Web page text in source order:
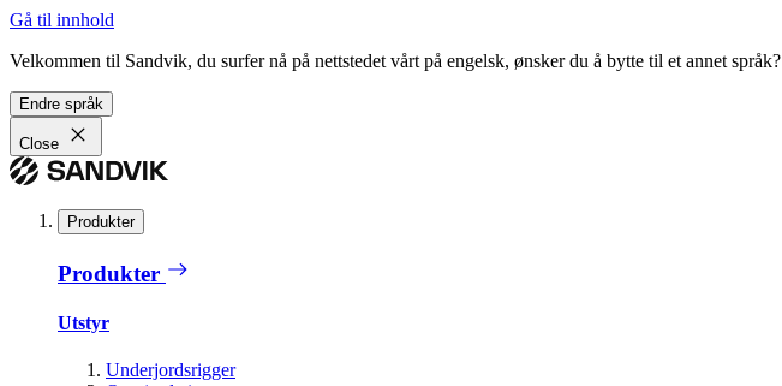
Gå til innhold
Velkommen til Sandvik, du surfer nå på nettstedet vårt på engelsk, ønsker du å bytte til et annet språk?
Endre språk
Close
Produkter
Produkter
Utstyr
Underjordsrigger